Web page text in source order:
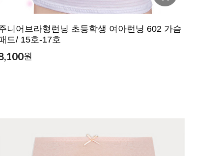
니어브라형런닝 초등학생 여아런닝 602 가슴
드/ 15호-17호
원